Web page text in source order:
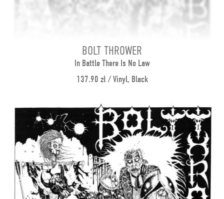
BOLT THROWER
In Battle There Is No Law
137.90 zł / Vinyl, Black